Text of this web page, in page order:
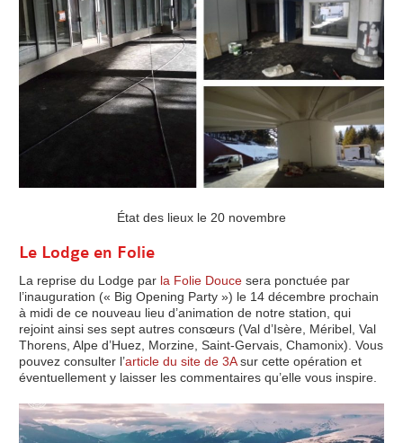
État des lieux le 20 novembre
Le Lodge en Folie
La reprise du Lodge par la Folie Douce sera ponctuée par
l’inauguration (« Big Opening Party ») le 14 décembre prochain
à midi de ce nouveau lieu d’animation de notre station, qui
rejoint ainsi ses sept autres consœurs (Val d’Isère, Méribel, Val
Thorens, Alpe d’Huez, Morzine, Saint-Gervais, Chamonix). Vous
pouvez consulter l’article du site de 3Asur cette opération et
éventuellement y laisser les commentaires qu’elle vous inspire.